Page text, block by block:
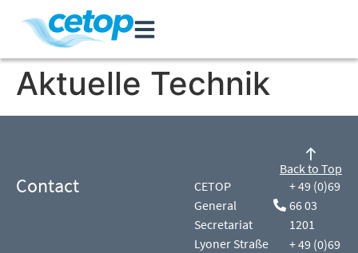
Aktuelle Technik
Contact
CETOP
General
Secretariat
Lyoner Straße
+ 49 (0)69
66 03
1201
+ 49 (0)69
Back to Top